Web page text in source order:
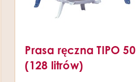
Prasa ręczna TIPO 50
(128 litrów)